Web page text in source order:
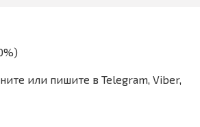
или пишите в Telegram, Viber,